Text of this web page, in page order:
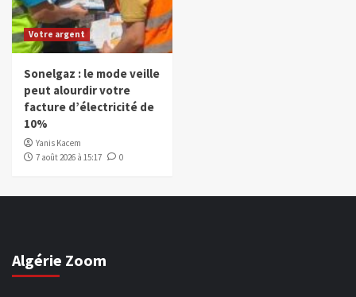
Votre argent
Sonelgaz : le mode veille
peut alourdir votre
facture d’électricité de
10%
Yanis Kacem
7 août 2026 à 15:17
0
Algérie Zoom